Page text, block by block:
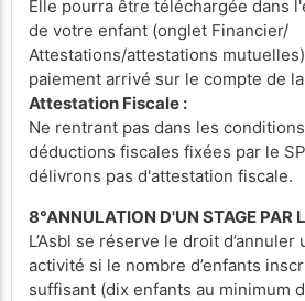
Elle pourra être téléchargée dans
de votre enfant (onglet Financier/
Attestations/attestations
paiement arrivé sur le compte de
Attestation Fiscale :
Ne rentrant pas dans les
déductions fiscales fixées par le
délivrons pas d'attestation fiscale.
8°ANNULATION D'UN STAGE PAR
L’Asbl se réserve le droit d’annuler
activité si le nombre d’enfants
suffisant (dix enfants au minimum